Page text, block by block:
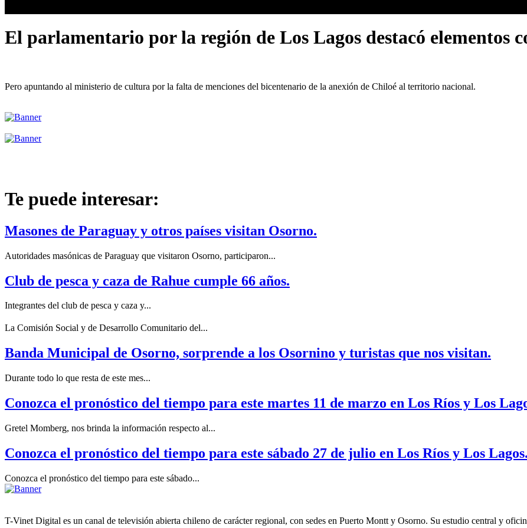
El parlamentario por la región de Los Lagos destacó elementos
Pero apuntando al ministerio de cultura por la falta de menciones del bicentenario de la anexión de Chiloé al territorio nacional.
Te puede interesar:
Masones de Paraguay y otros países visitan Osorno.
Autoridades masónicas de Paraguay que visitaron Osorno, participaron...
Club de pesca y caza de Rahue cumple 66 años.
Integrantes del club de pesca y caza y...
La Comisión Social y de Desarrollo Comunitario del...
Banda Municipal de Osorno, sorprende a los Osornino y turistas que nos visitan.
Durante todo lo que resta de este mes...
Conozca el pronóstico del tiempo para este martes 11 de marzo en Los Ríos y Los
Gretel Momberg, nos brinda la información respecto al...
Conozca el pronóstico del tiempo para este sábado 27 de julio en Los Ríos y Los Lagos.
Conozca el pronóstico del tiempo para este sábado...
T-Vinet Digital es un canal de televisión abierta chileno de carácter regional, con sedes en Puerto Montt y Osorno. Su estudio central y